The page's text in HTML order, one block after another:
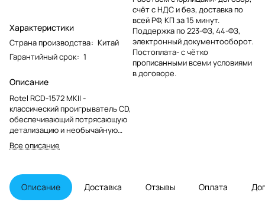
Характеристики
Страна производства: Китай
Гарантийный срок: 1
Описание
Rotel RCD-1572 MKII -
классический проигрыватель CD,
обеспечивающий потрясающую
детализацию и необычайную
четкость
звуковоспроизведения.
ЦАП Texas Instruments,
поддерживающий 32 бит/384 кГц.
Все описание
счёт с НДС и без, доставка по
всей РФ, КП за 15 минут.
Поддержка по 223-ФЗ, 44-ФЗ,
электронный документооборот.
Постоплата- с чётко
прописанными всеми условиями
в договоре.
Описание Доставка Отзывы Оплата